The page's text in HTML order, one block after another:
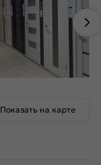
Показать на карте